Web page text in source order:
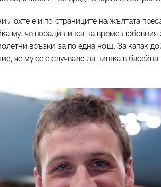
Лохте е и по страниците на жълтата
му, че поради липса на време
връзки за по една нощ. За капак
че му се е случвало да пишка в